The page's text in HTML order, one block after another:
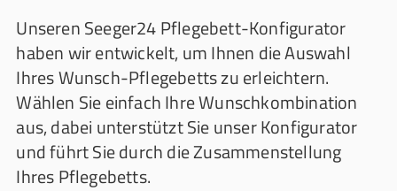
Unseren Seeger24 Pflegebett-Konfigurator
haben wir entwickelt, um Ihnen die Auswahl
Ihres Wunsch-Pflegebetts zu erleichtern.
Wählen Sie einfach Ihre Wunschkombination
aus, dabei unterstützt Sie unser Konfigurator
und führt Sie durch die Zusammenstellung
Ihres Pflegebetts.